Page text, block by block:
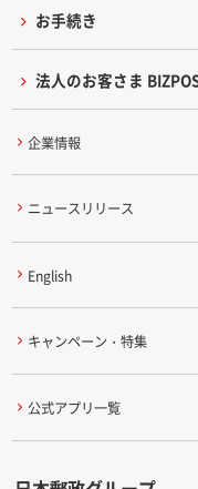
お手続き
法人のお客さま
企業情報
ニュースリリース
English
キャンペーン・特集
公式アプリ一覧